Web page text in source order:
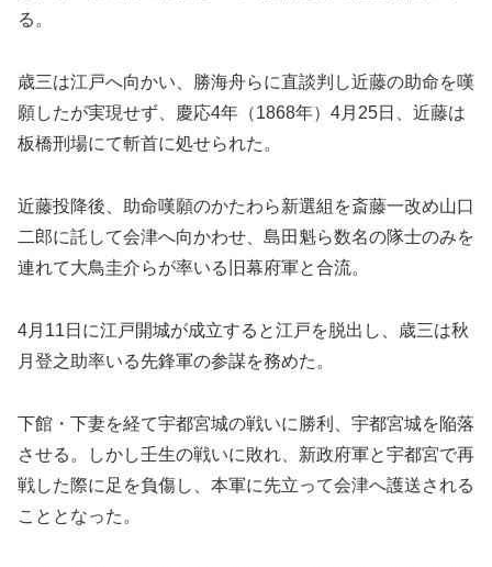
る。
歳三は江戸へ向かい、勝海舟らに直談判し近藤の助命を嘆
願したが実現せず、慶応4年（1868年）4月25日、近藤は
板橋刑場にて斬首に処せられた。
近藤投降後、助命嘆願のかたわら新選組を斎藤一改め山口
二郎に託して会津へ向かわせ、島田魁ら数名の隊士のみを
連れて大鳥圭介らが率いる旧幕府軍と合流。
4月11日に江戸開城が成立すると江戸を脱出し、歳三は秋
月登之助率いる先鋒軍の参謀を務めた。
下館・下妻を経て宇都宮城の戦いに勝利、宇都宮城を陥落
させる。しかし壬生の戦いに敗れ、新政府軍と宇都宮で再
戦した際に足を負傷し、本軍に先立って会津へ護送される
こととなった。